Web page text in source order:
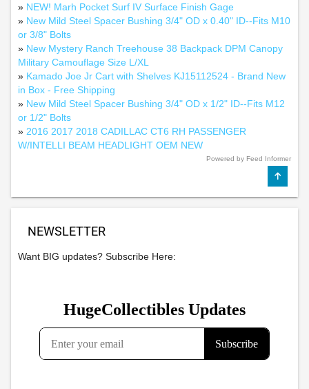
» NEW! Marh Pocket Surf IV Surface Finish Gage
» New Mild Steel Spacer Bushing 3/4" OD x 0.40" ID--Fits M10
or 3/8" Bolts
» New Mystery Ranch Treehouse 38 Backpack DPM Canopy
Military Camouflage Size L/XL
» Kamado Joe Jr Cart with Shelves KJ15112524 - Brand New
in Box - Free Shipping
» New Mild Steel Spacer Bushing 3/4" OD x 1/2" ID--Fits M12
or 1/2" Bolts
» 2016 2017 2018 CADILLAC CT6 RH PASSENGER
W/INTELLI BEAM HEADLIGHT OEM NEW
Powered by Feed Informer
NEWSLETTER
Want BIG updates? Subscribe Here: